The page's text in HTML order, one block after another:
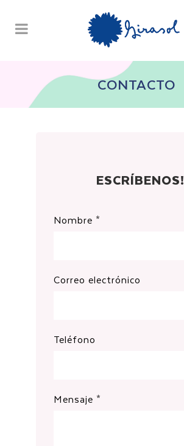
CONTACTO
ESCRÍBENOS!
Nombre *
Correo electrónico
Teléfono
Mensaje *